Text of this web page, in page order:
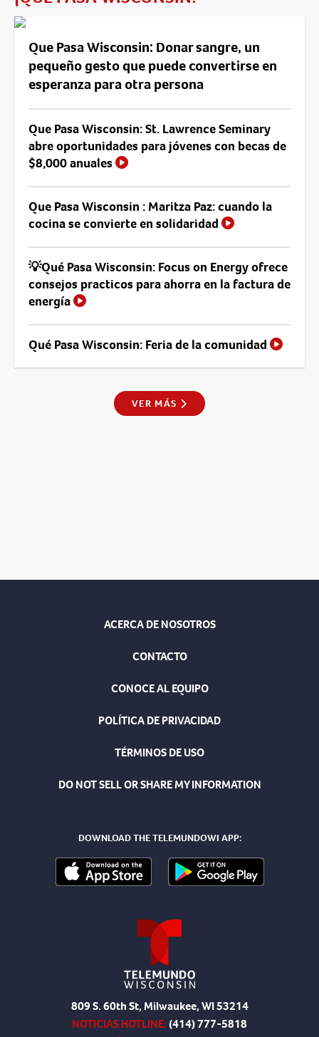
Que Pasa Wisconsin: Donar sangre, un
pequeño gesto que puede convertirse en
esperanza para otra persona
Que Pasa Wisconsin: St. Lawrence Seminary
abre oportunidades para jóvenes con becas de
$8,000 anuales
Que Pasa Wisconsin : Maritza Paz: cuando la
cocina se convierte en solidaridad
💡Qué Pasa Wisconsin: Focus on Energy ofrece
consejos practicos para ahorra en la factura de
energía
Qué Pasa Wisconsin: Feria de la comunidad
VER MÁS
ACERCA DE NOSOTROS
CONTACTO
CONOCE AL EQUIPO
POLÍTICA DE PRIVACIDAD
TÉRMINOS DE USO
DO NOT SELL OR SHARE MY INFORMATION
DOWNLOAD THE TELEMUNDOWI APP:
809 S. 60th St, Milwaukee, WI 53214
NOTICIAS HOTLINE:(414) 777-5818